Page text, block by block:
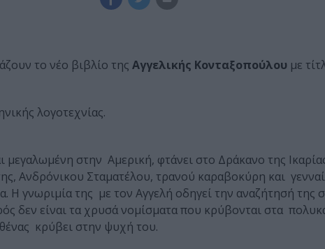
το νέο βιβλίο της Αγγελικής Κονταξοπούλου με
λογοτεχνίας.
στην Αμερική, φτάνει στο Δράκανο της
Ανδρόνικου Σταματέλου, τρανού καραβοκύρη και
Η γνωριμία της με τον Αγγελή οδηγεί την αναζήτησή της
δεν είναι τα χρυσά νομίσματα που κρύβονται στα
κρύβει στην ψυχή του.